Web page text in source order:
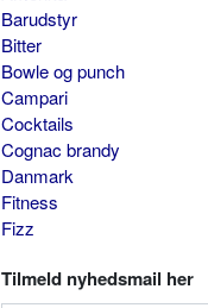
Barudstyr
Bitter
Bowle og punch
Campari
Cocktails
Cognac brandy
Danmark
Fitness
Fizz
Tilmeld nyhedsmail her